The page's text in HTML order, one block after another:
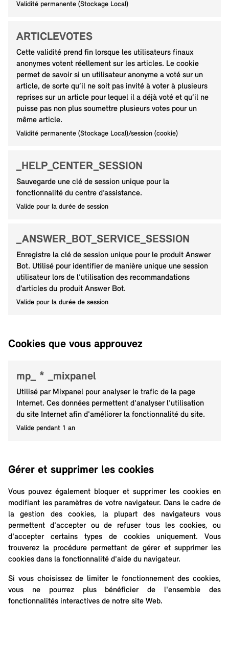
Validité permanente (Stockage Local)
ARTICLEVOTES
Cette validité prend fin lorsque les utilisateurs finaux
anonymes votent réellement sur les articles. Le cookie
permet de savoir si un utilisateur anonyme a voté sur un
article, de sorte qu’il ne soit pas invité à voter à plusieurs
reprises sur un article pour lequel il a déjà voté et qu’il ne
puisse pas non plus soumettre plusieurs votes pour un
même article.
Validité permanente (Stockage Local)/session (cookie)
_HELP_CENTER_SESSION
Sauvegarde une clé de session unique pour la
fonctionnalité du centre d’assistance.
Valide pour la durée de session
_ANSWER_BOT_SERVICE_SESSION
Enregistre la clé de session unique pour le produit Answer
Bot. Utilisé pour identifier de manière unique une session
utilisateur lors de l’utilisation des recommandations
d’articles du produit Answer Bot.
Valide pour la durée de session
Cookies que vous approuvez
mp_ * _mixpanel
Utilisé par Mixpanel pour analyser le trafic de la page
Internet. Ces données permettent d'analyser l'utilisation
du site Internet afin d'améliorer la fonctionnalité du site.
Valide pendant 1 an
Gérer et supprimer les cookies
Vous pouvez également bloquer et supprimer les cookies en
modifiant les paramètres de votre navigateur. Dans le cadre de
la gestion des cookies, la plupart des navigateurs vous
permettent d'accepter ou de refuser tous les cookies, ou
d'accepter certains types de cookies uniquement. Vous
trouverez la procédure permettant de gérer et supprimer les
cookies dans la fonctionnalité d'aide du navigateur.
Si vous choisissez de limiter le fonctionnement des cookies,
vous ne pourrez plus bénéficier de l'ensemble des
fonctionnalités interactives de notre site Web.